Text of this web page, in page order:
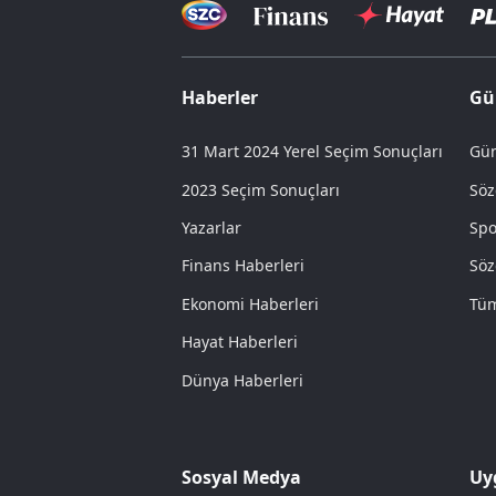
Haberler
31 Mart 2024 Yerel Seçim Sonuçları
2023 Seçim Sonuçları
Yazarlar
Finans Haberleri
Ekonomi Haberleri
Hayat Haberleri
Dünya Haberleri
Sosyal Medya